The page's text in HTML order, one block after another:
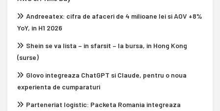
Andreeatex: cifra de afaceri de 4 milioane lei si AOV +8%
YoY, in H1 2026
Shein se va lista – in sfarsit – la bursa, in Hong Kong
(surse)
Glovo integreaza ChatGPT si Claude, pentru o noua
experienta de cumparaturi
Parteneriat logistic: Packeta Romania integreaza